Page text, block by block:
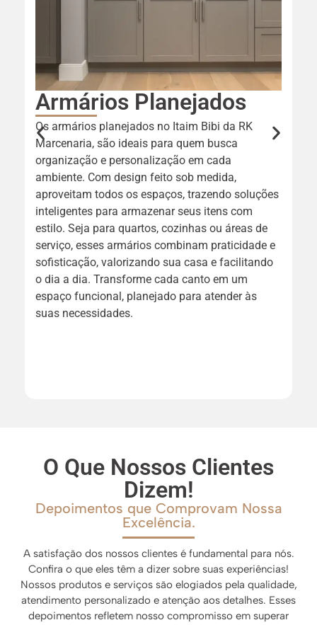
Armários Planejados
Os armários planejados no Itaim Bibi da RK
Marcenaria, são ideais para quem busca
organização e personalização em cada
ambiente. Com design feito sob medida,
aproveitam todos os espaços, trazendo soluções
inteligentes para armazenar seus itens com
estilo. Seja para quartos, cozinhas ou áreas de
serviço, esses armários combinam praticidade e
sofisticação, valorizando sua casa e facilitando
o dia a dia. Transforme cada canto em um
espaço funcional, planejado para atender às
suas necessidades.
O Que Nossos Clientes
Dizem!
Depoimentos que Comprovam Nossa
Excelência.
A satisfação dos nossos clientes é fundamental para nós.
Confira o que eles têm a dizer sobre suas experiências!
Nossos produtos e serviços são elogiados pela qualidade,
atendimento personalizado e atenção aos detalhes. Esses
depoimentos refletem nosso compromisso em superar